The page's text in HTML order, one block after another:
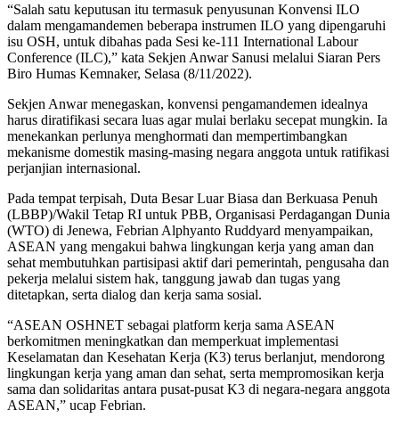
“Salah satu keputusan itu termasuk penyusunan Konvensi ILO
dalam mengamandemen beberapa instrumen ILO yang dipengaruhi
isu OSH, untuk dibahas pada Sesi ke-111 International Labour
Conference (ILC),” kata Sekjen Anwar Sanusi melalui Siaran Pers
Biro Humas Kemnaker, Selasa (8/11/2022).
Sekjen Anwar menegaskan, konvensi pengamandemen idealnya
harus diratifikasi secara luas agar mulai berlaku secepat mungkin. Ia
menekankan perlunya menghormati dan mempertimbangkan
mekanisme domestik masing-masing negara anggota untuk ratifikasi
perjanjian internasional.
Pada tempat terpisah, Duta Besar Luar Biasa dan Berkuasa Penuh
(LBBP)/Wakil Tetap RI untuk PBB, Organisasi Perdagangan Dunia
(WTO) di Jenewa, Febrian Alphyanto Ruddyard menyampaikan,
ASEAN yang mengakui bahwa lingkungan kerja yang aman dan
sehat membutuhkan partisipasi aktif dari pemerintah, pengusaha dan
pekerja melalui sistem hak, tanggung jawab dan tugas yang
ditetapkan, serta dialog dan kerja sama sosial.
“ASEAN OSHNET sebagai platform kerja sama ASEAN
berkomitmen meningkatkan dan memperkuat implementasi
Keselamatan dan Kesehatan Kerja (K3) terus berlanjut, mendorong
lingkungan kerja yang aman dan sehat, serta mempromosikan kerja
sama dan solidaritas antara pusat-pusat K3 di negara-negara anggota
ASEAN,” ucap Febrian.